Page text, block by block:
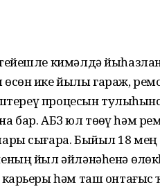
кимәлдә
ике йылы гараж,
процесын
бар. АБЗ юл төҙөү һәм
сығара. Быйыл 18
йыл әйләнәһенә
карьеры һәм таш